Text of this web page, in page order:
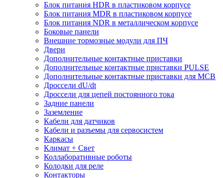
Блок питания HDR в пластиковом корпусе
Блок питания MDR в пластиковом корпусе
Блок питания NDR в металлическом корпусе
Боковые панели
Внешние тормозные модули для ПЧ
Двери
Дополнительные контактные приставки
Дополнительные контактные приставки PULSE
Дополнительные контактные приставки для MCB
Дроссели dU/dt
Дроссели для цепей постоянного тока
Задние панели
Заземление
Кабели для датчиков
Кабели и разъемы для сервосистем
Каркасы
Климат + Свет
Коллаборативные роботы
Колодки для реле
Контакторы